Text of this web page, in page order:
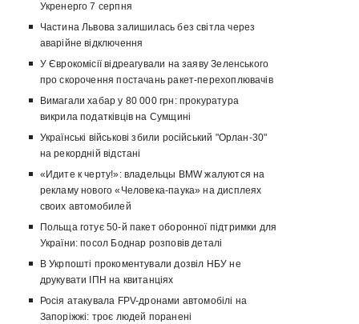
Укренерго 7 серпня
Частина Львова залишилась без світла через
аварійне відключення
У Єврокомісії відреагували на заяву Зеленського
про скорочення постачань ракет-перехоплювачів
Вимагали хабар у 80 000 грн: прокуратура
викрила податківців на Сумщині
Українські військові збили російський "Орлан-30"
на рекордній відстані
«Идите к черту!»: владельцы BMW жалуются на
рекламу нового «Человека-паука» на дисплеях
своих автомобилей
Польща готує 50-й пакет оборонної підтримки для
України: посол Боднар розповів деталі
В Укрпошті прокоментували дозвіл НБУ не
друкувати ІПН на квитанціях
Росія атакувала FPV-дронами автомобілі на
Запоріжжі: троє людей поранені